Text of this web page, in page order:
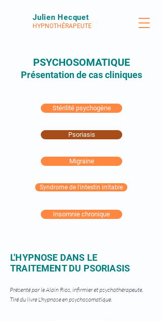
Julien Hecquet
HYPNOTHÉRAPEUTE
PSYCHOSOMATIQUE
Présentation de cas cliniques
Stérilité psychogène
Psoriasis
Migraine
Syndrome de l'intestin irritable
Insomnie chronique
L'HYPNOSE DANS LE
TRAITEMENT DU PSORIASIS
Présenté par le Alain Rios, infirmier et psychothérapeute.
Tiré du livre L'hypnose en psychosomatique.